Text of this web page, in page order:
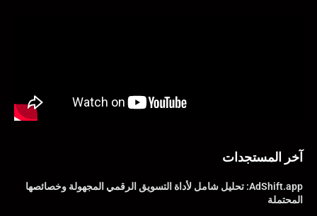
آخر المستجدات
AdShift.app: تحليل شامل لأداة التسويق الرقمي المجهولة وخصائصها
المحتملة